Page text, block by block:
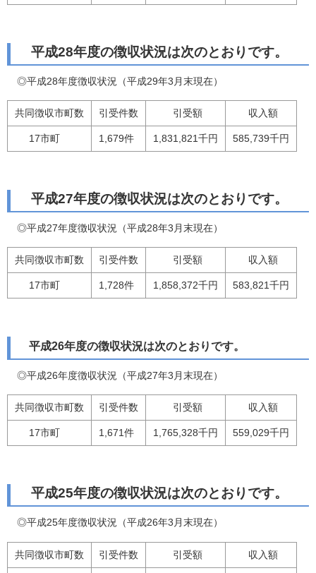
平成28年度の徴収状況は次のとおりです。
◎平成28年度徴収状況（平成29年3月末現在）
共同徴収市町数 引受件数 引受額 収入額
17市町 1,679件 1,831,821千円 585,739千円
平成27年度の徴収状況は次のとおりです。
◎平成27年度徴収状況（平成28年3月末現在）
共同徴収市町数 引受件数 引受額 収入額
17市町 1,728件 1,858,372千円 583,821千円
平成26年度の徴収状況は次のとおりです。
◎平成26年度徴収状況（平成27年3月末現在）
共同徴収市町数 引受件数 引受額 収入額
17市町 1,671件 1,765,328千円 559,029千円
平成25年度の徴収状況は次のとおりです。
◎平成25年度徴収状況（平成26年3月末現在）
共同徴収市町数 引受件数 引受額 収入額